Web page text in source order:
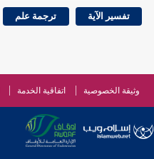
تفسير الآية ترجمة علم
وثيقة الخصوصية اتفاقية الخدمة